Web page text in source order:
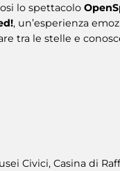
lo spettacolo
, un’esperienza
tra le stelle e
Civici, Casina di